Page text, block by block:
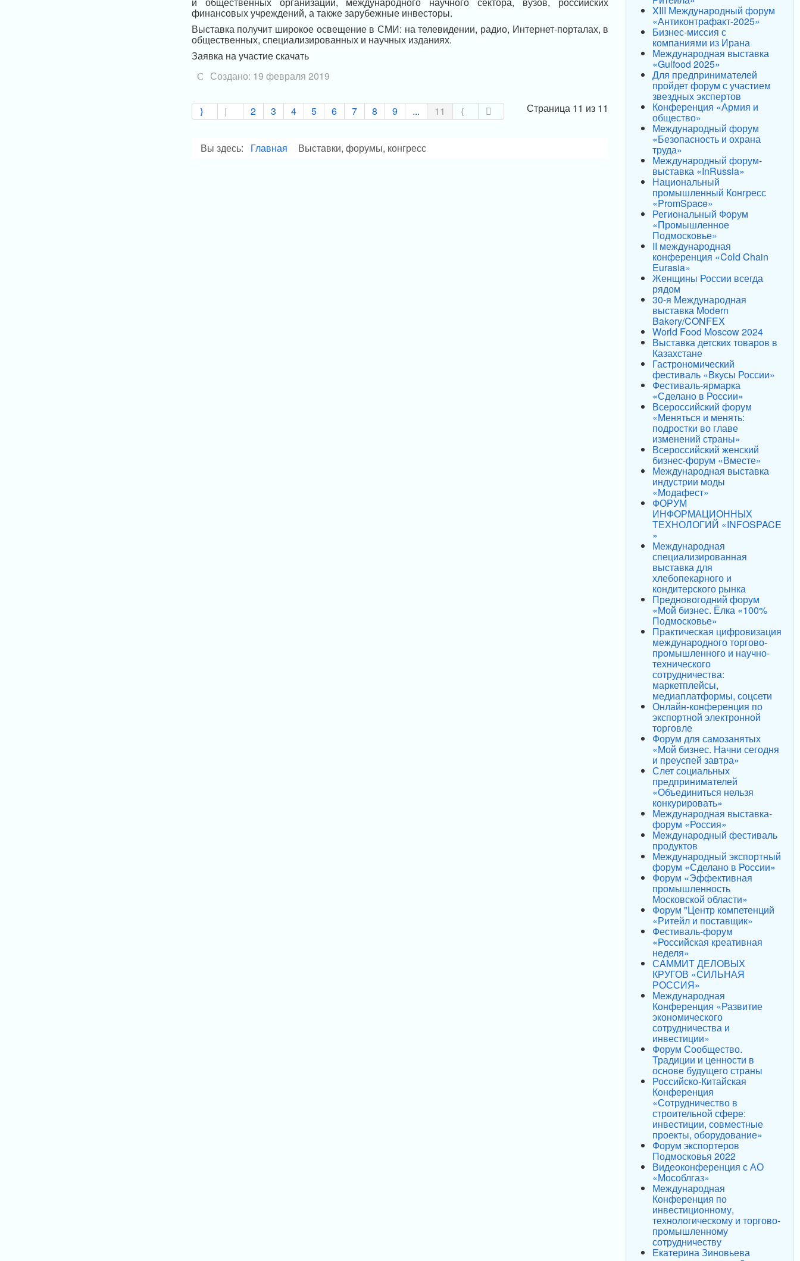
финансовых учреждений, а также зарубежные инвесторы.
Выставка получит широкое освещение в СМИ: на телевидении, радио, Интернет-порталах, в
общественных, специализированных и научных изданиях.
Заявка на участие скачать
Создано: 19 февраля 2019
Страница 11 из 11
2 3 4 5 6 7 8 9 ... 11
Вы здесь: Главная Выставки, форумы, конгресс
XIII Международный форум
«Антиконтрафакт-2025»
Бизнес-миссия с
компаниями из Ирана
Международная выставка
«Gulfood 2025»
Для предпринимателей
пройдет форум с участием
звездных экспертов
Конференция «Армия и
общество»
Международный форум
«Безопасность и охрана
труда»
Международный форум-
выставка «InRussia»
Национальный
промышленный Конгресс
«PromSpace»
Региональный Форум
«Промышленное
Подмосковье»
II международная
конференция «Cold Chain
Eurasia»
Женщины России всегда
рядом
30-я Международная
выставка Modern
Bakery/CONFEX
World Food Moscow 2024
Выставка детских товаров в
Казахстане
Гастрономический
фестиваль «Вкусы России»
Фестиваль-ярмарка
«Сделано в России»
Всероссийский форум
«Меняться и менять:
подростки во главе
изменений страны»
Всероссийский женский
бизнес-форум «Вместе»
Международная выставка
индустрии моды
«Модафест»
ФОРУМ
ИНФОРМАЦИОННЫХ
ТЕХНОЛОГИЙ «INFOSPACE
»
Международная
специализированная
выставка для
хлебопекарного и
кондитерского рынка
Предновогодний форум
«Мой бизнес. Ёлка «100%
Подмосковье»
Практическая цифровизация
международного торгово-
промышленного и научно-
технического
сотрудничества:
маркетплейсы,
медиаплатформы, соцсети
Онлайн-конференция по
экспортной электронной
торговле
Форум для самозанятых
«Мой бизнес. Начни сегодня
и преуспей завтра»
Слет социальных
предпринимателей
«Объединиться нельзя
конкурировать»
Международная выставка-
форум «Россия»
Международный фестиваль
продуктов
Международный экспортный
форум «Сделано в России»
Форум «Эффективная
промышленность
Московской области»
Форум "Центр компетенций
«Ритейл и поставщик»
Фестиваль-форум
«Российская креативная
неделя»
САММИТ ДЕЛОВЫХ
КРУГОВ «СИЛЬНАЯ
РОССИЯ»
Международная
Конференция «Развитие
экономического
сотрудничества и
инвестиции»
Форум Сообщество.
Традиции и ценности в
основе будущего страны
Российско-Китайская
Конференция
«Сотрудничество в
строительной сфере:
инвестиции, совместные
проекты, оборудование»
Форум экспортеров
Подмосковья 2022
Видеоконференция с АО
«Мособлгаз»
Международная
Конференция по
инвестиционному,
технологическому и торгово-
промышленному
сотрудничеству
Екатерина Зиновьева